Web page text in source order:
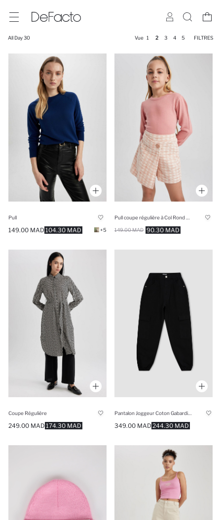
All Day 30 Vue 1 2 3 4 5 FILTRES
Pull
104.30 MAD
149.00 MAD +5 90.30 MAD
149.00 MAD
Coupe Régulière
174.30 MAD
249.00 MAD 244.30 MAD
349.00 MAD